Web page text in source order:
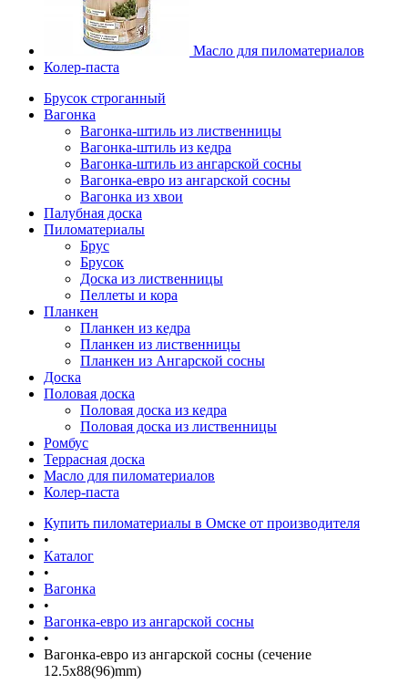
Масло для пиломатериалов
Колер-паста
Брусок строганный
Вагонка
Вагонка-штиль из лиственницы
Вагонка-штиль из кедра
Вагонка-штиль из ангарской сосны
Вагонка-евро из ангарской сосны
Вагонка из хвои
Палубная доска
Пиломатериалы
Брус
Брусок
Доска из лиственницы
Пеллеты и кора
Планкен
Планкен из кедра
Планкен из лиственницы
Планкен из Ангарской сосны
Доска
Половая доска
Половая доска из кедра
Половая доска из лиственницы
Ромбус
Террасная доска
Масло для пиломатериалов
Колер-паста
Купить пиломатериалы в Омске от производителя
•
Каталог
•
Вагонка
•
Вагонка-евро из ангарской сосны
•
Вагонка-евро из ангарской сосны (сечение
12.5x88(96)mm)